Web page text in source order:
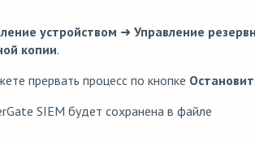
устройством ➜ Управление
копии.
прервать процесс по кнопке
SIEM будет сохранена в файле